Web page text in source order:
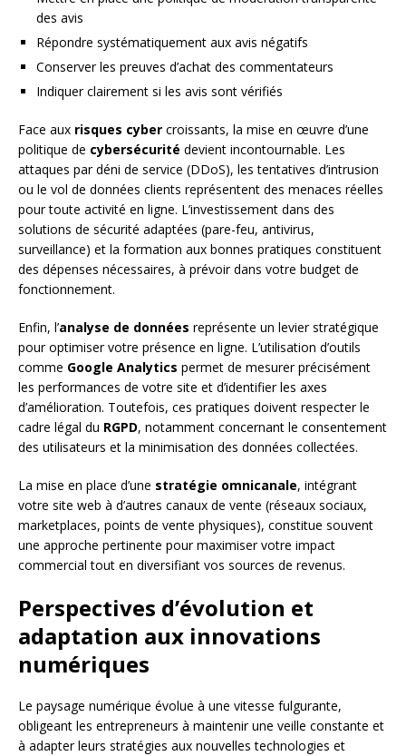
des avis
Répondre systématiquement aux avis négatifs
Conserver les preuves d’achat des commentateurs
Indiquer clairement si les avis sont vérifiés
Face aux risques cyber croissants, la mise en œuvre d’une
politique de cybersécurité devient incontournable. Les
attaques par déni de service (DDoS), les tentatives d’intrusion
ou le vol de données clients représentent des menaces réelles
pour toute activité en ligne. L’investissement dans des
solutions de sécurité adaptées (pare-feu, antivirus,
surveillance) et la formation aux bonnes pratiques constituent
des dépenses nécessaires, à prévoir dans votre budget de
fonctionnement.
Enfin, l’analyse de données représente un levier stratégique
pour optimiser votre présence en ligne. L’utilisation d’outils
comme Google Analytics permet de mesurer précisément
les performances de votre site et d’identifier les axes
d’amélioration. Toutefois, ces pratiques doivent respecter le
cadre légal du RGPD, notamment concernant le consentement
des utilisateurs et la minimisation des données collectées.
La mise en place d’une stratégie omnicanale, intégrant
votre site web à d’autres canaux de vente (réseaux sociaux,
marketplaces, points de vente physiques), constitue souvent
une approche pertinente pour maximiser votre impact
commercial tout en diversifiant vos sources de revenus.
Perspectives d’évolution et
adaptation aux innovations
numériques
Le paysage numérique évolue à une vitesse fulgurante,
obligeant les entrepreneurs à maintenir une veille constante et
à adapter leurs stratégies aux nouvelles technologies et